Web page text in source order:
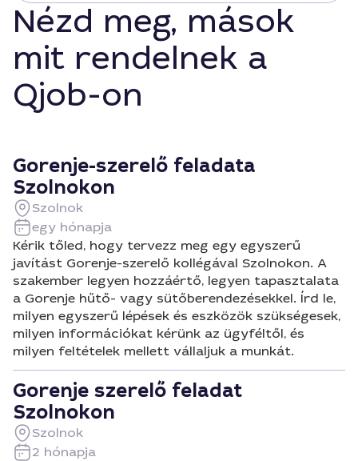
Nézd meg, mások
mit rendelnek a
Qjob-on
Gorenje-szerelő feladata
Szolnokon
Szolnok
egy hónapja
Kérik tőled, hogy tervezz meg egy egyszerű
javítást Gorenje-szerelő kollégával Szolnokon. A
szakember legyen hozzáértő, legyen tapasztalata
a Gorenje hűtő- vagy sütőberendezésekkel. Írd le,
milyen egyszerű lépések és eszközök szükségesek,
milyen információkat kérünk az ügyféltől, és
milyen feltételek mellett vállaljuk a munkát.
Gorenje szerelő feladat
Szolnokon
Szolnok
2 hónapja